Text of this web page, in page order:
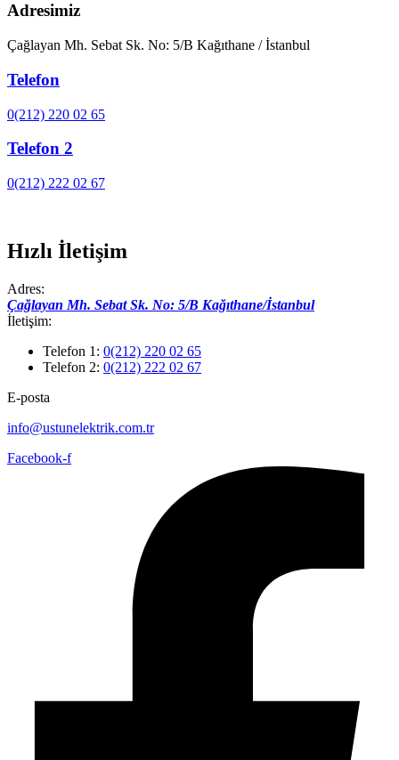
Adresimiz
Çağlayan Mh. Sebat Sk. No: 5/B Kağıthane / İstanbul
Telefon
0(212) 220 02 65
Telefon 2
0(212) 222 02 67
Hızlı İletişim
Adres:
Çağlayan Mh. Sebat Sk. No: 5/B Kağıthane/İstanbul
İletişim:
Telefon 1: 0(212) 220 02 65
Telefon 2: 0(212) 222 02 67
E-posta
info@ustunelektrik.com.tr
Facebook-f